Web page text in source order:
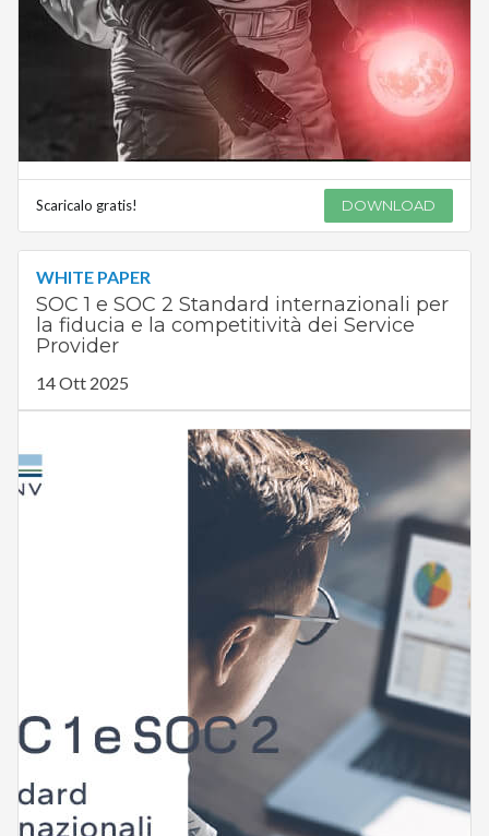
Scaricalo gratis! DOWNLOAD
WHITE PAPER
SOC 1 e SOC 2 Standard internazionali per
la fiducia e la competitività dei Service
Provider
14 Ott 2025